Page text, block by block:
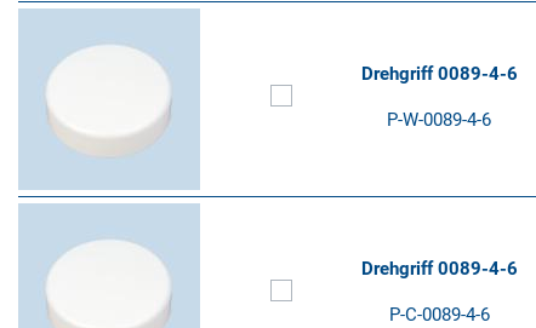
Drehgriff 0089-4-6
P-W-0089-4-6
Drehgriff 0089-4-6
P-C-0089-4-6